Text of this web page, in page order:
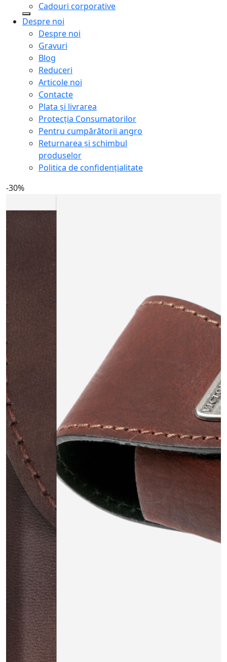
Cadouri corporative
Despre noi
Despre noi
Gravuri
Blog
Reduceri
Articole noi
Contacte
Plata și livrarea
Protecţia Consumatorilor
Pentru cumpărătorii angro
Returnarea și schimbul
produselor
Politica de confidențialitate
-30%